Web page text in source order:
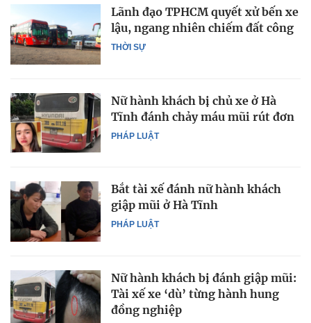
THỜI SỰ
Lãnh đạo TPHCM quyết xử bến xe
lậu, ngang nhiên chiếm đất công
PHÁP LUẬT
Nữ hành khách bị chủ xe ở Hà
Tĩnh đánh chảy máu mũi rút đơn
PHÁP LUẬT
Bắt tài xế đánh nữ hành khách
giập mũi ở Hà Tĩnh
Nữ hành khách bị đánh giập mũi:
Tài xế xe ‘dù’ từng hành hung
đồng nghiệp